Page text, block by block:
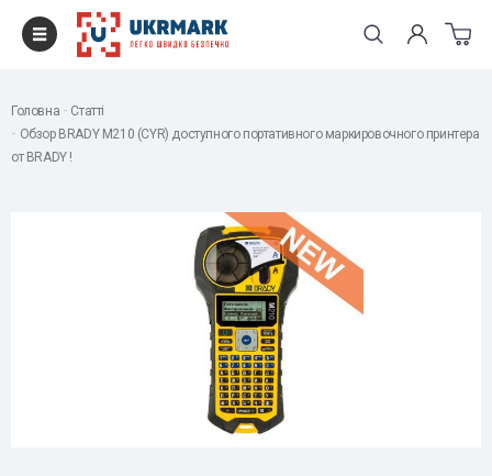
Головна
Статті
Обзор BRADY M210 (CYR) доступного портативного маркировочного принтера
от BRADY !